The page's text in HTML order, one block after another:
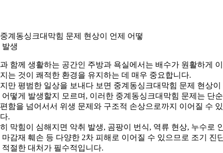
계동싱크대막힘 문제 현상이 언제 어떻
발생
함께 생활하는 공간인 주방과 욕실에서는 배수가 원활하게
는 것이 쾌적한 환경을 유지하는 데 매우 중요합니다.
만 평범한 일상을 보내다 보면 중계동싱크대막힘 문제 현상이
어떻게 발생할지 모르며, 이러한 중계동싱크대막힘 문제는 단
함을 넘어서서 위생 문제와 구조적 손상으로까지 이어질 수
.
막힘이 심해지면 악취 발생, 곰팡이 번식, 역류 현상, 누수로
마감재 훼손 등 다양한 2차 피해로 이어질 수 있으므로 조기 진
적절한 대처가 필수적입니다.